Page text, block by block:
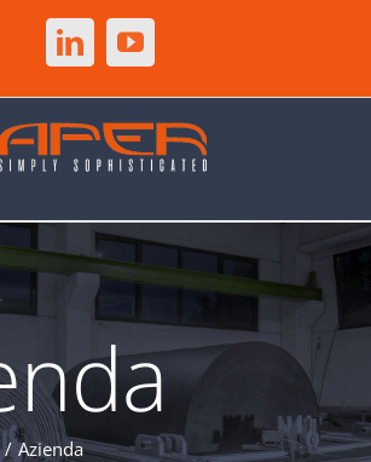
LinkedInYouTube
Azienda